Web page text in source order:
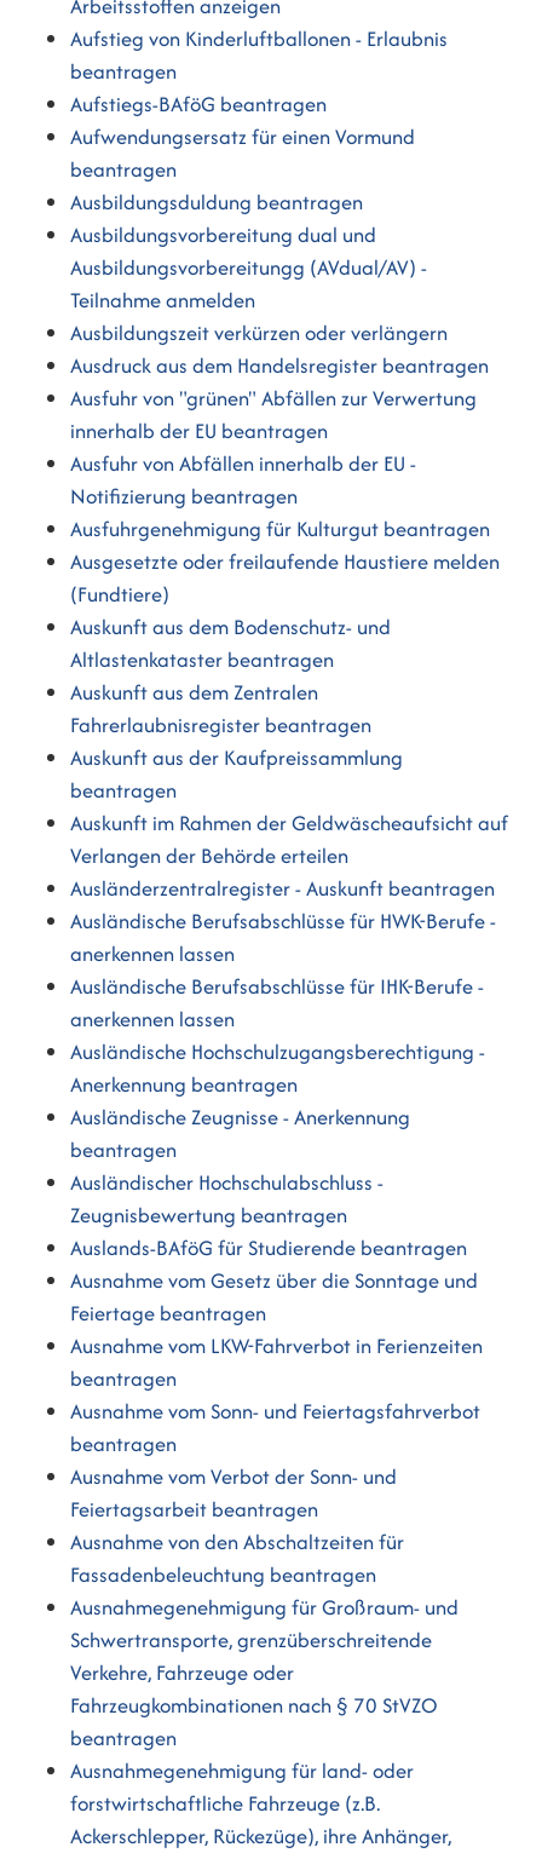
Arbeitsstoffen anzeigen
Aufstieg von Kinderluftballonen - Erlaubnis
beantragen
Aufstiegs-BAföG beantragen
Aufwendungsersatz für einen Vormund
beantragen
Ausbildungsduldung beantragen
Ausbildungsvorbereitung dual und
Ausbildungsvorbereitungg (AVdual/AV) -
Teilnahme anmelden
Ausbildungszeit verkürzen oder verlängern
Ausdruck aus dem Handelsregister beantragen
Ausfuhr von "grünen" Abfällen zur Verwertung
innerhalb der EU beantragen
Ausfuhr von Abfällen innerhalb der EU -
Notifizierung beantragen
Ausfuhrgenehmigung für Kulturgut beantragen
Ausgesetzte oder freilaufende Haustiere melden
(Fundtiere)
Auskunft aus dem Bodenschutz- und
Altlastenkataster beantragen
Auskunft aus dem Zentralen
Fahrerlaubnisregister beantragen
Auskunft aus der Kaufpreissammlung
beantragen
Auskunft im Rahmen der Geldwäscheaufsicht auf
Verlangen der Behörde erteilen
Ausländerzentralregister - Auskunft beantragen
Ausländische Berufsabschlüsse für HWK-Berufe -
anerkennen lassen
Ausländische Berufsabschlüsse für IHK-Berufe -
anerkennen lassen
Ausländische Hochschulzugangsberechtigung -
Anerkennung beantragen
Ausländische Zeugnisse - Anerkennung
beantragen
Ausländischer Hochschulabschluss -
Zeugnisbewertung beantragen
Auslands-BAföG für Studierende beantragen
Ausnahme vom Gesetz über die Sonntage und
Feiertage beantragen
Ausnahme vom LKW-Fahrverbot in Ferienzeiten
beantragen
Ausnahme vom Sonn- und Feiertagsfahrverbot
beantragen
Ausnahme vom Verbot der Sonn- und
Feiertagsarbeit beantragen
Ausnahme von den Abschaltzeiten für
Fassadenbeleuchtung beantragen
Ausnahmegenehmigung für Großraum- und
Schwertransporte, grenzüberschreitende
Verkehre, Fahrzeuge oder
Fahrzeugkombinationen nach § 70 StVZO
beantragen
Ausnahmegenehmigung für land- oder
forstwirtschaftliche Fahrzeuge (z.B.
Ackerschlepper, Rückezüge), ihre Anhänger,